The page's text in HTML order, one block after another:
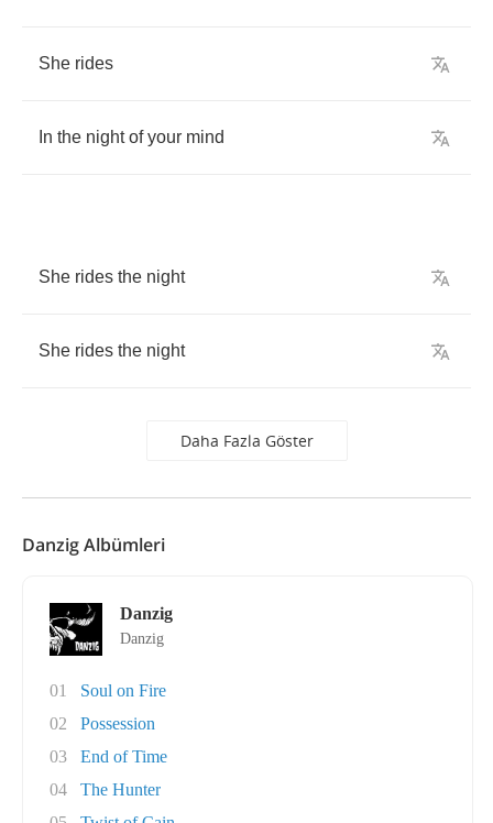
She rides
In the night of your mind
She rides the night
She rides the night
Daha Fazla Göster
Danzig Albümleri
Danzig
Danzig
01
Soul on Fire
02
Possession
03
End of Time
04
The Hunter